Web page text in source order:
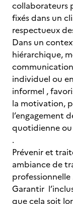
collaborateurs
fixés dans un
respectueux
Dans un
hiérarchique,
individuel ou
informel ,
la motivation,
l’engagement
quotidienne ou
.
Prévenir et
ambiance de
professionnelle
Garantir
que cela soit